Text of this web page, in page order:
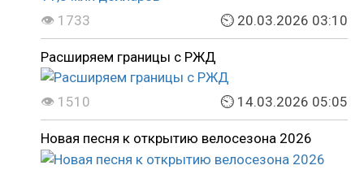
👁 1733 ⏲ 20.03.2026 03:10
Расширяем границы с РЖД
👁 1510 ⏲ 14.03.2026 05:05
Новая песня к открытию велосезона 2026